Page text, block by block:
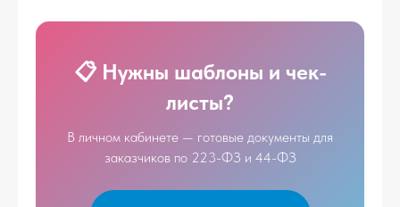
📋 Нужны шаблоны и чек-
листы?
В личном кабинете — готовые документы для
заказчиков по 223-ФЗ и 44-ФЗ